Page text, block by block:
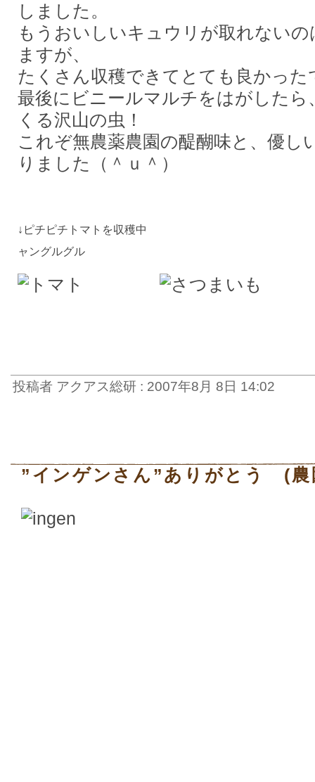
しました。
もうおいしいキュウリが取れない
ますが、
たくさん収穫できてとても良かった
最後にビニールマルチをはがしたら
くる沢山の虫！
これぞ無農薬農園の醍醐味と、優し
りました（＾ｕ＾）
↓ピチピチトマトを収穫中 ↓サツマ
ャングルグル
投稿者 アクアス総研 : 2007年8月 8日 14:02
”インゲンさん”ありがとう (農